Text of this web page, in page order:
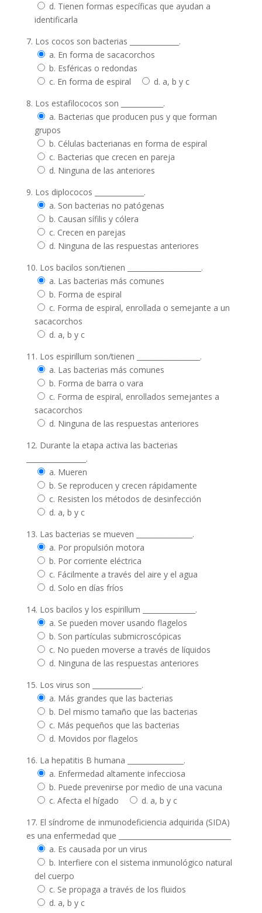
d. Tienen formas específicas que ayudan a
identificarla
7. Los cocos son bacterias ______________.
a. En forma de sacacorchos
b. Esféricas o redondas
c. En forma de espiral
d. a, b y c
8. Los estafilococos son ____________.
a. Bacterias que producen pus y que forman
grupos
b. Células bacterianas en forma de espiral
c. Bacterias que crecen en pareja
d. Ninguna de las anteriores
9. Los diplococos ______________.
a. Son bacterias no patógenas
b. Causan sífilis y cólera
c. Crecen en parejas
d. Ninguna de las respuestas anteriores
10. Los bacilos son/tienen _____________________.
a. Las bacterias más comunes
b. Forma de espiral
c. Forma de espiral, enrollada o semejante a un
sacacorchos
d. a, b y c
11. Los espirillum son/tienen __________________.
a. Las bacterias más comunes
b. Forma de barra o vara
c. Forma de espiral, enrollados semejantes a
sacacorchos
d. Ninguna de las respuestas anteriores
12. Durante la etapa activa las bacterias
_________________.
a. Mueren
b. Se reproducen y crecen rápidamente
c. Resisten los métodos de desinfección
d. a, b y c
13. Las bacterias se mueven ________________.
a. Por propulsión motora
b. Por corriente eléctrica
c. Fácilmente a través del aire y el agua
d. Solo en días fríos
14. Los bacilos y los espirillum _______________.
a. Se pueden mover usando flagelos
b. Son partículas submicroscópicas
c. No pueden moverse a través de líquidos
d. Ninguna de las respuestas anteriores
15. Los virus son ______________.
a. Más grandes que las bacterias
b. Del mismo tamaño que las bacterias
c. Más pequeños que las bacterias
d. Movidos por flagelos
16. La hepatitis B humana ________________.
a. Enfermedad altamente infecciosa
b. Puede prevenirse por medio de una vacuna
c. Afecta el hígado
d. a, b y c
17. El síndrome de inmunodeficiencia adquirida (SIDA)
es una enfermedad que ________________________________
a. Es causada por un virus
b. Interfiere con el sistema inmunológico natural
del cuerpo
c. Se propaga a través de los fluidos
d. a, b y c